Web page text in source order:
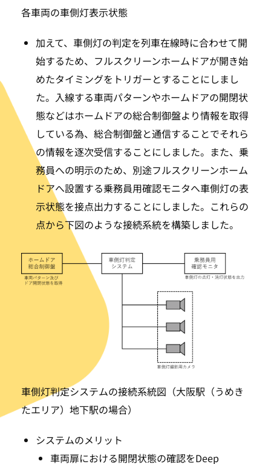
各車両の車側灯表示状態
加えて、車側灯の判定を列車在線時に合わせて開
始するため、フルスクリーンホームドアが開き始
めたタイミングをトリガーとすることにしまし
た。入線する車両パターンやホームドアの開閉状
態などはホームドアの総合制御盤より情報を取得
している為、総合制御盤と通信することでそれら
の情報を逐次受信することにしました。また、乗
務員への明示のため、別途フルスクリーンホーム
ドアへ設置する乗務員用確認モニタへ車側灯の表
示状態を接点出力することにしました。これらの
点から下図のような接続系統を構築しました。
車側灯判定システムの接続系統図（大阪駅（うめき
たエリア）地下駅の場合）
システムのメリット
車両扉における開閉状態の確認をDeep